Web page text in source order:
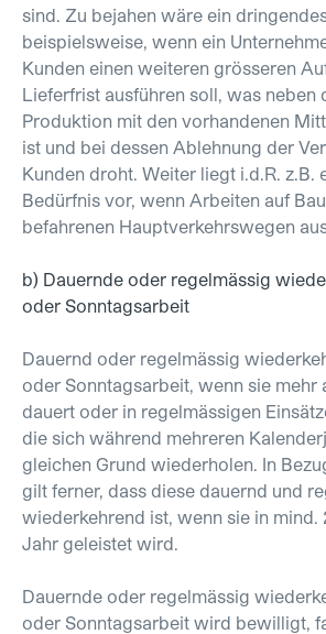
sind. Zu bejahen wäre ein
beispielsweise, wenn ein
Kunden einen weiteren grösseren
Lieferfrist ausführen soll, was neben
Produktion mit den vorhandenen
ist und bei dessen Ablehnung der
Kunden droht. Weiter liegt i.d.R. z.B.
Bedürfnis vor, wenn Arbeiten auf
befahrenen Hauptverkehrswegen
b) Dauernde oder regelmässig
oder Sonntagsarbeit
Dauernd oder regelmässig
oder Sonntagsarbeit, wenn sie mehr
dauert oder in regelmässigen
die sich während mehreren
gleichen Grund wiederholen. In
gilt ferner, dass diese dauernd und
wiederkehrend ist, wenn sie in mind.
Jahr geleistet wird.
Dauernde oder regelmässig
oder Sonntagsarbeit wird bewilligt,